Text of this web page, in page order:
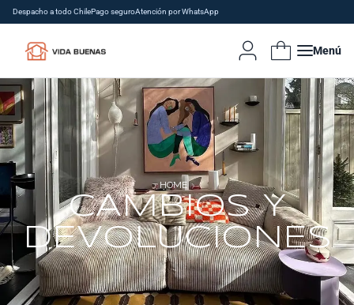
Despacho a todo ChilePago seguroAtención por WhatsApp
Menú
HOME
CAMBIOS Y
DEVOLUCIONES